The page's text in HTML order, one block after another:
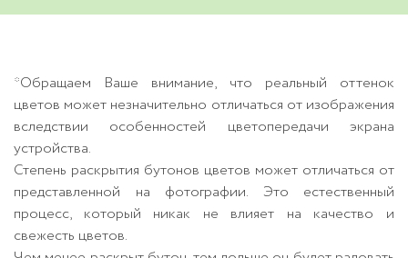
*Обращаем Ваше внимание, что реальный оттенок
цветов может незначительно отличаться от изображения
вследствии особенностей цветопередачи экрана
устройства.
Степень раскрытия бутонов цветов может отличаться от
представленной на фотографии. Это естественный
процесс, который никак не влияет на качество и
свежесть цветов.